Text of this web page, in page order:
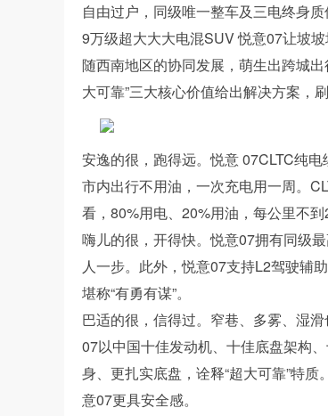
自由过户，同级唯一整车及三电终身质
9万级超大大大电混SUV 悦意07让坡坡
随西南地区的协同发展，萌生出跨城
大可靠”三大核心价值给出解决方案，
安逸的很，跑得远。悦意 07CLTC纯
市内出行不用油，一次充电用一周。
看，80%用电、20%用油，每公里不到
嗨儿的很，开得快。悦意07拥有同级
人一步。此外，悦意07支持L2驾驶辅
堪称“有勇有谋”。
巴适的很，信得过。窄巷、多雾、湿
07以中国十佳发动机、十佳底盘架构
身、更扎实底盘，诠释“超大可靠”特
意07更具安全感。